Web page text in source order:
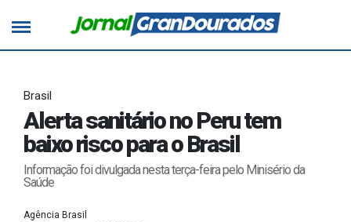
Brasil
Alerta sanitário no Peru tem
baixo risco para o Brasil
Informação foi divulgada nesta terça-feira pelo Minisério da
Saúde
Agência Brasil